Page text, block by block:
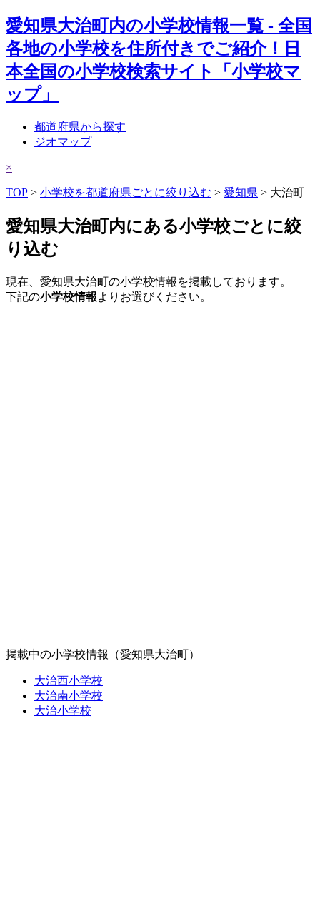
愛知県大治町内の小学校情報一覧 - 全国
各地の小学校を住所付きでご紹介！日
本全国の小学校検索サイト「小学校マ
ップ」
都道府県から探す
ジオマップ
×
TOP > 小学校を都道府県ごとに絞り込む > 愛知県 > 大治町
愛知県大治町内にある小学校ごとに絞
り込む
現在、愛知県大治町の小学校情報を掲載しております。
下記の小学校情報よりお選びください。
掲載中の小学校情報（愛知県大治町）
大治西小学校
大治南小学校
大治小学校